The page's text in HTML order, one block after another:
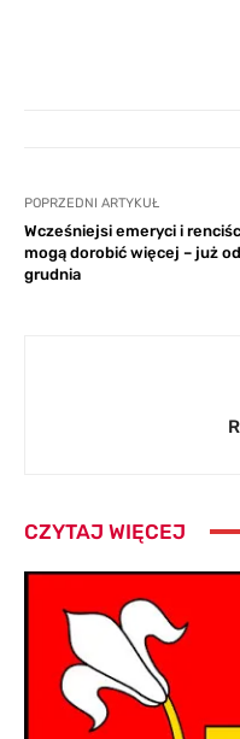
POPRZEDNI ARTYKUŁ
Wcześniejsi emeryci i
mogą dorobić więcej – już od
grudnia
CZYTAJ WIĘCEJ